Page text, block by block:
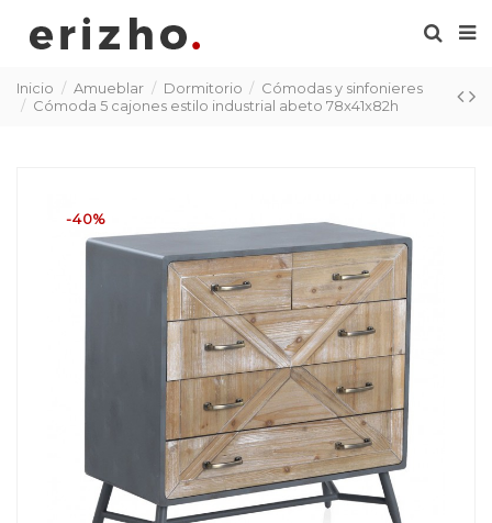
Inicio Amueblar Dormitorio
Cómodas y sinfonieres
Cómoda 5 cajones estilo industrial abeto 78x41x82h
-40%